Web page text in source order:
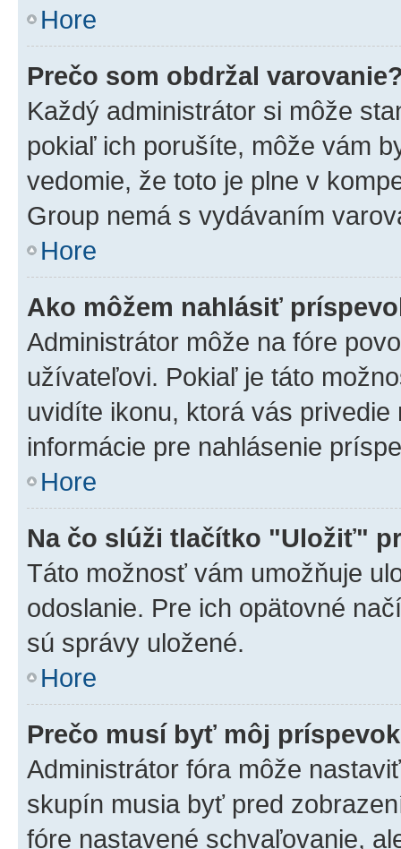
Hore
Prečo som obdržal
Každý administrátor si môže
pokiaľ ich porušíte, môže vám
vedomie, že toto je plne v
Group nemá s vydávaním
Hore
Ako môžem nahlásiť
Administrátor môže na fóre
užívateľovi. Pokiaľ je táto
uvidíte ikonu, ktorá vás
informácie pre nahlásenie
Hore
Na čo slúži tlačítko "Uložiť"
Táto možnosť vám umožňuje
odoslanie. Pre ich opätovné
sú správy uložené.
Hore
Prečo musí byť môj
Administrátor fóra môže
skupín musia byť pred
fóre nastavené schvaľovanie,